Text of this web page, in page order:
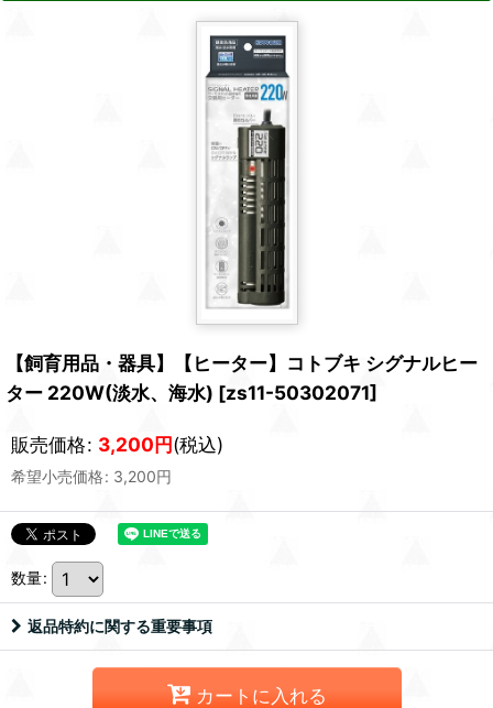
【飼育用品・器具】【ヒーター】コトブキ シグナルヒー
ター 220W(淡水、海水) [zs11-50302071]
販売価格: 3,200円(税込)
希望小売価格: 3,200円
数量:
返品特約に関する重要事項
カートに入れる